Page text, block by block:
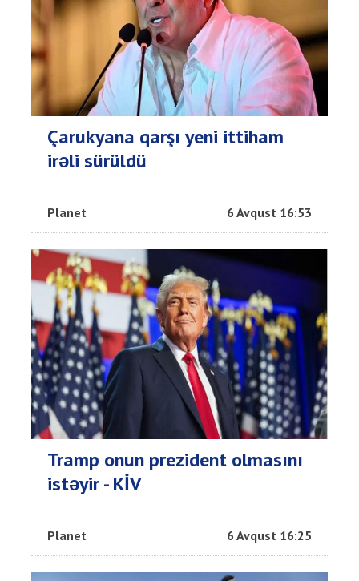
Çarukyana qarşı yeni ittiham
irəli sürüldü
Planet 6 Avqust 16:53
Tramp onun prezident olmasını
istəyir - KİV
Planet 6 Avqust 16:25